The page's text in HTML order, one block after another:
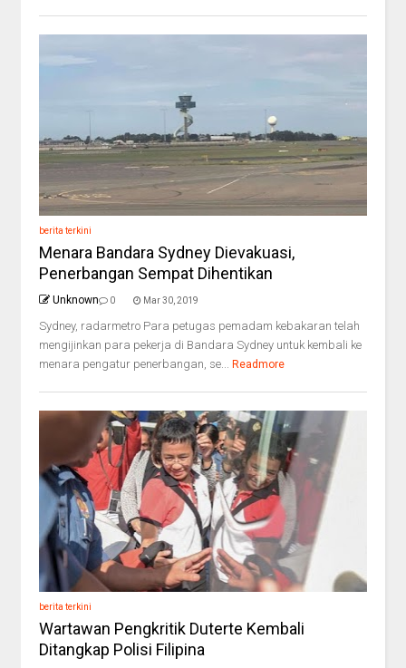
berita terkini
Menara Bandara Sydney Dievakuasi,
Penerbangan Sempat Dihentikan
Unknown 0 Mar 30, 2019
Sydney, radarmetro Para petugas pemadam kebakaran telah
mengijinkan para pekerja di Bandara Sydney untuk kembali ke
menara pengatur penerbangan, se... Readmore
berita terkini
Wartawan Pengkritik Duterte Kembali
Ditangkap Polisi Filipina